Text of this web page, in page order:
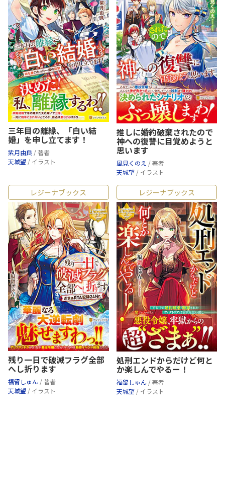
三年目の離縁、「白い結
婚」を申し立てます！
紫月由良 / 著者
天城望 / イラスト
推しに婚約破棄されたので
神への復讐に目覚めようと
思います
風見くのえ / 著者
天城望 / イラスト
レジーナブックス
残り一日で破滅フラグ全部
へし折ります
福留しゅん / 著者
天城望 / イラスト
レジーナブックス
処刑エンドからだけど何と
か楽しんでやるー！
福留しゅん / 著者
天城望 / イラスト